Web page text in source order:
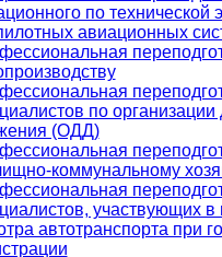
по технической
авиационных
по организации
(ОДД)
коммунальному
участвующих в
автотранспорта при